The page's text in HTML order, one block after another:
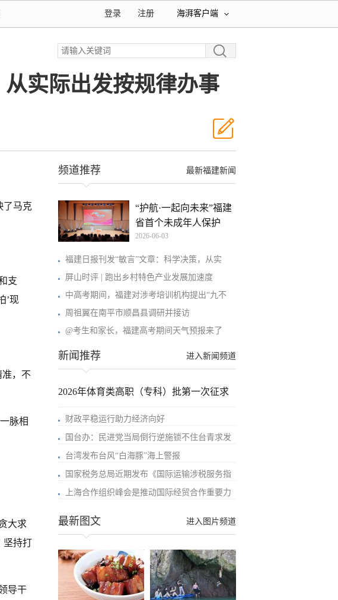
海湃客户端
注册
登录
实际出发按规律办事
了马克
支
’现
准，不
脉相
大求
坚持打
导干
最新福建新闻
频道推荐
“护航·一起向未来”福建
省首个未成年人保护
2026-06-03
福建日报刊发“敏言”文章：科学决策，从实
屏山时评 | 跑出乡村特色产业发展加速度
中高考期间，福建对涉考培训机构提出“九不
周祖翼在南平市顺昌县调研并接访
@考生和家长，福建高考期间天气预报来了
进入新闻频道
新闻推荐
2026年体育类高职（专科）批第一次征求
财政平稳运行助力经济向好
国台办：民进党当局倒行逆施锁不住台青求发
台湾发布台风“白海豚”海上警报
国家税务总局近期发布《国际运输涉税服务指
上海合作组织峰会是推动国际经贸合作重要力
进入图片频道
最新图文